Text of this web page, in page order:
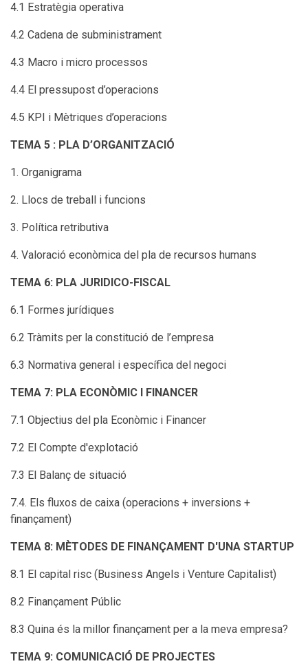
4.1 Estratègia operativa
4.2 Cadena de subministrament
4.3 Macro i micro processos
4.4 El pressupost d’operacions
4.5 KPI i Mètriques d’operacions
TEMA 5 : PLA D’ORGANITZACIÓ
1. Organigrama
2. Llocs de treball i funcions
3. Política retributiva
4. Valoració econòmica del pla de recursos humans
TEMA 6: PLA JURIDICO-FISCAL
6.1 Formes jurídiques
6.2 Tràmits per la constitució de l’empresa
6.3 Normativa general i específica del negoci
TEMA 7: PLA ECONÒMIC I FINANCER
7.1 Objectius del pla Econòmic i Financer
7.2 El Compte d'explotació
7.3 El Balanç de situació
7.4. Els fluxos de caixa (operacions + inversions +
finançament)
TEMA 8: MÈTODES DE FINANÇAMENT D'UNA STARTUP
8.1 El capital risc (Business Angels i Venture Capitalist)
8.2 Finançament Públic
8.3 Quina és la millor finançament per a la meva empresa?
TEMA 9: COMUNICACIÓ DE PROJECTES